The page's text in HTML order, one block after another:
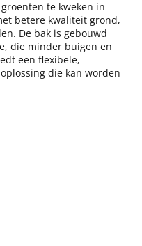
te kweken in
betere kwaliteit grond,
De bak is gebouwd
die minder buigen en
een flexibele,
die kan worden